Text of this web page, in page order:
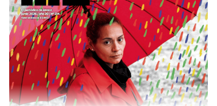
Descargar la Mu en PDF